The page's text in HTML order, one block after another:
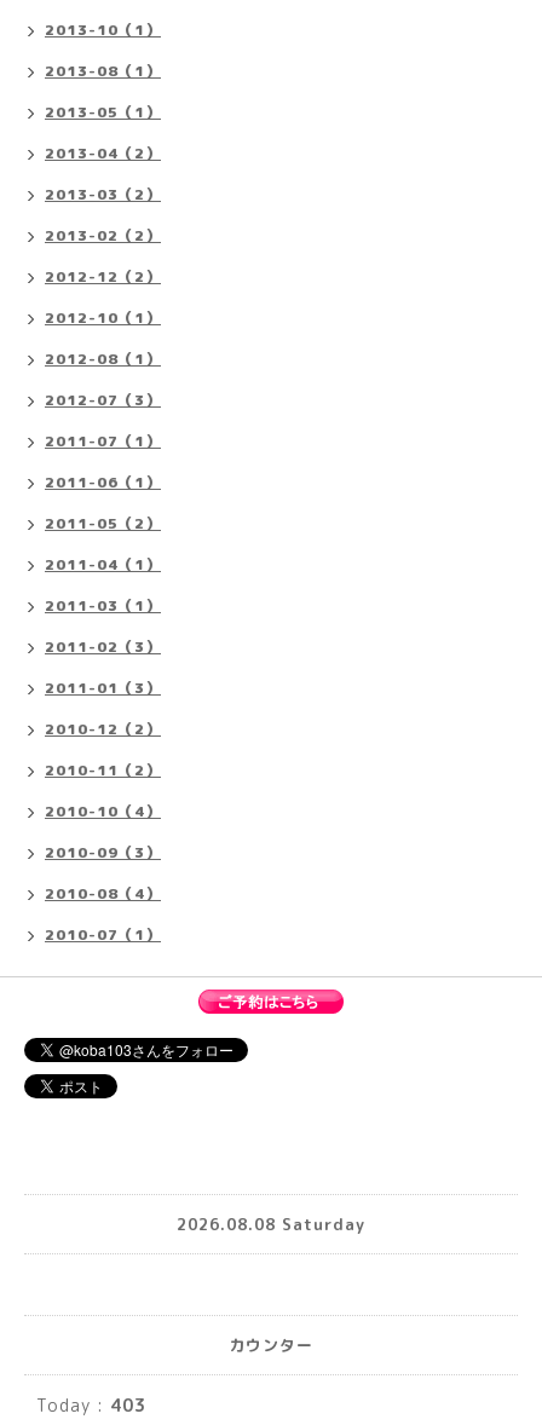
2013-10（1）
2013-08（1）
2013-05（1）
2013-04（2）
2013-03（2）
2013-02（2）
2012-12（2）
2012-10（1）
2012-08（1）
2012-07（3）
2011-07（1）
2011-06（1）
2011-05（2）
2011-04（1）
2011-03（1）
2011-02（3）
2011-01（3）
2010-12（2）
2010-11（2）
2010-10（4）
2010-09（3）
2010-08（4）
2010-07（1）
2026.08.08 Saturday
カウンター
Today : 403